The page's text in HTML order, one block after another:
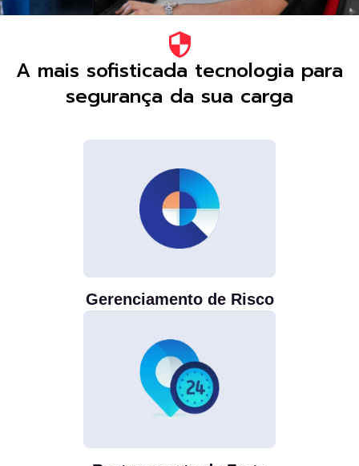
A mais sofisticada tecnologia para
segurança da sua carga
Gerenciamento de Risco